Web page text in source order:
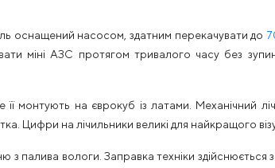
оснащений насосом, здатним перекачувати до
міні АЗС протягом тривалого часу без
на єврокуб із латами. Механічний
Цифри на лічильники великі для найкращого
з палива вологи. Заправка техніки